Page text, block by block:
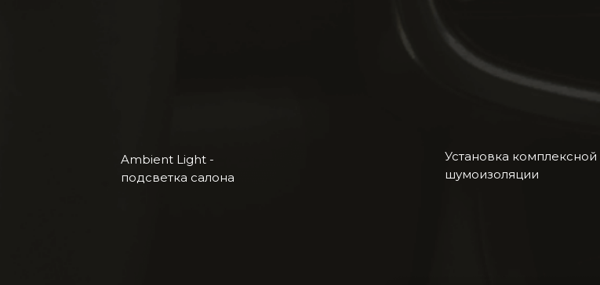
Установка комплексной
шумоизоляции
Ambient Light -
подсветка салона